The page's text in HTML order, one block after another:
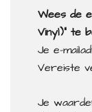
Wees de
Vinyl)” te
Je e-
Vereiste
Je